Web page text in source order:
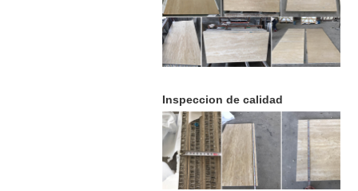
Inspeccion de calidad